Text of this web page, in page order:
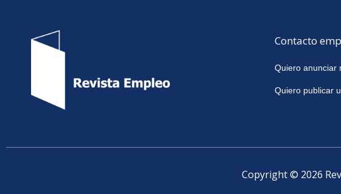
Contacto
Quiero anunciar
Quiero publicar
Copyright © 2026